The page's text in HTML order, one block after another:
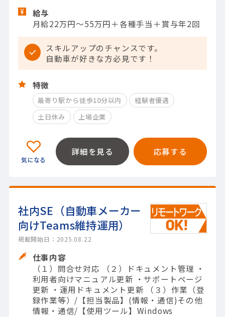
給与
月給22万円～55万円＋各種手当＋賞与年2回
スキルアップのチャンスです。
自動車が好きな方必見です！
特徴
最寄り駅から徒歩10分以内
経験者優遇
土日休み
上場企業
詳細を見る 応募する
社内SE（自動車メーカー
向けTeams維持運用）
掲載開始日：2025.08.22
仕事内容
（１）問合せ対応 （２）ドキュメント管理 ・
利用者向けマニュアル更新 ・サポートページ
更新 ・運用ドキュメント更新 （３）作業（登
録作業等）/【担当製品】(情報・通信)その他
情報・通信/【使用ツール】Windows